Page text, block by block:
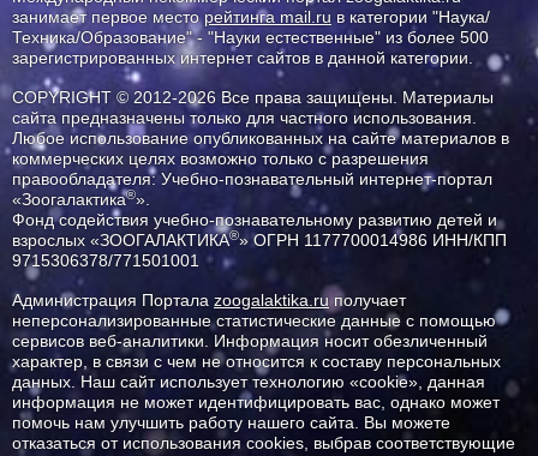
занимает первое месторейтинга mail.ru в категории "Наука/
Техника/Образование" - "Науки естественные" из более 500
зарегистрированных интернет сайтов в данной категории.
COPYRIGHT © 2012-2026 Все права защищены. Материалы
сайта предназначены только для частного использования.
Любое использование опубликованных на сайте материалов в
коммерческих целях возможно только с разрешения
правообладателя: Учебно-познавательный интернет-портал
«Зоогалактика®».
Фонд содействия учебно-познавательному развитию детей и
взрослых «ЗООГАЛАКТИКА®» ОГРН 1177700014986 ИНН/КПП
9715306378/771501001
Администрация Портала zoogalaktika.ruполучает
неперсонализированные статистические данные с помощью
сервисов веб-аналитики. Информация носит обезличенный
характер, в связи с чем не относится к составу персональных
данных. Наш сайт использует технологию «cookie», данная
информация не может идентифицировать вас, однако может
помочь нам улучшить работу нашего сайта. Вы можете
отказаться от использования cookies, выбрав соответствующие